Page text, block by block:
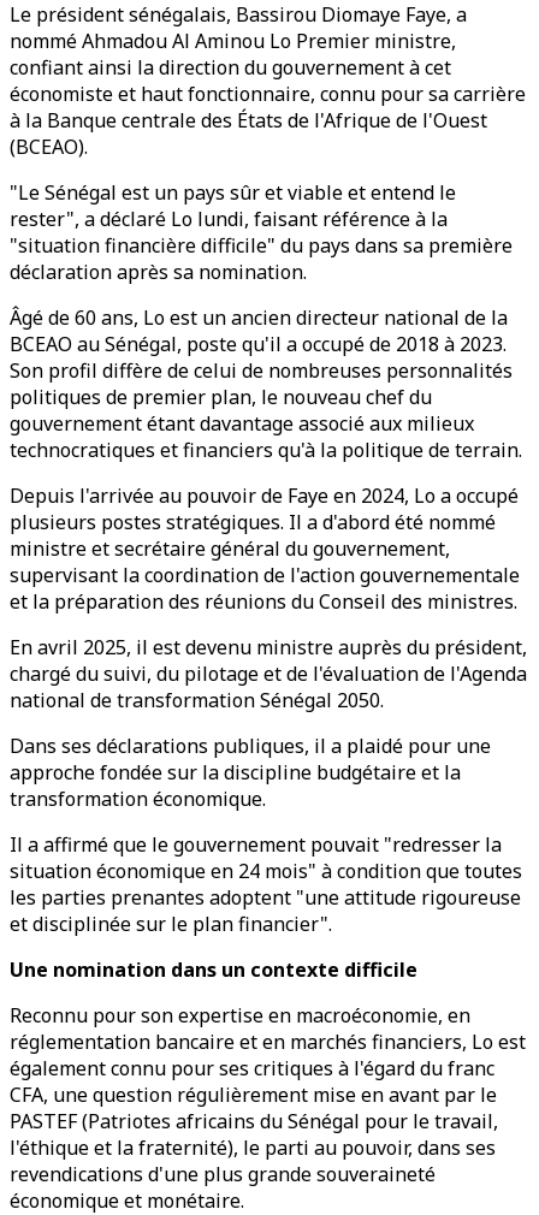
Le président sénégalais, Bassirou Diomaye Faye, a
nommé Ahmadou Al Aminou Lo Premier ministre,
confiant ainsi la direction du gouvernement à cet
économiste et haut fonctionnaire, connu pour sa carrière
à la Banque centrale des États de l'Afrique de l'Ouest
(BCEAO).
"Le Sénégal est un pays sûr et viable et entend le
rester", a déclaré Lo lundi, faisant référence à la
"situation financière difficile" du pays dans sa première
déclaration après sa nomination.
Âgé de 60 ans, Lo est un ancien directeur national de la
BCEAO au Sénégal, poste qu'il a occupé de 2018 à 2023.
Son profil diffère de celui de nombreuses personnalités
politiques de premier plan, le nouveau chef du
gouvernement étant davantage associé aux milieux
technocratiques et financiers qu'à la politique de terrain.
Depuis l'arrivée au pouvoir de Faye en 2024, Lo a occupé
plusieurs postes stratégiques. Il a d'abord été nommé
ministre et secrétaire général du gouvernement,
supervisant la coordination de l'action gouvernementale
et la préparation des réunions du Conseil des ministres.
En avril 2025, il est devenu ministre auprès du président,
chargé du suivi, du pilotage et de l'évaluation de l'Agenda
national de transformation Sénégal 2050.
Dans ses déclarations publiques, il a plaidé pour une
approche fondée sur la discipline budgétaire et la
transformation économique.
Il a affirmé que le gouvernement pouvait "redresser la
situation économique en 24 mois" à condition que toutes
les parties prenantes adoptent "une attitude rigoureuse
et disciplinée sur le plan financier".
Une nomination dans un contexte difficile
Reconnu pour son expertise en macroéconomie, en
réglementation bancaire et en marchés financiers, Lo est
également connu pour ses critiques à l'égard du franc
CFA, une question régulièrement mise en avant par le
PASTEF (Patriotes africains du Sénégal pour le travail,
l'éthique et la fraternité), le parti au pouvoir, dans ses
revendications d'une plus grande souveraineté
économique et monétaire.